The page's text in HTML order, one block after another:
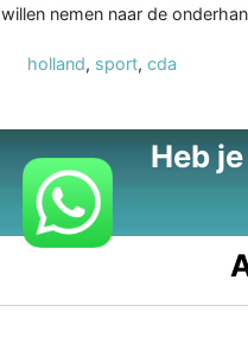
willen nemen naar de
holland, sport, cda
Heb